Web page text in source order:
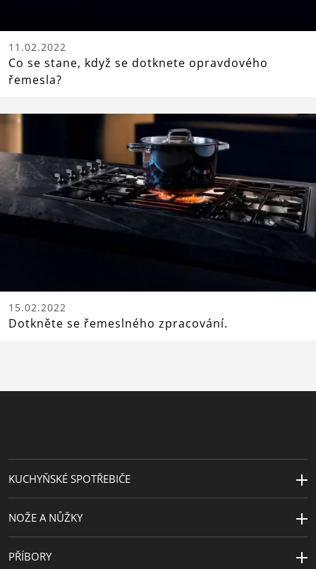
11.02.2022
Co se stane, když se dotknete opravdového
řemesla?
15.02.2022
Dotkněte se řemeslného zpracování.
KUCHYŇSKÉ SPOTŘEBIČE
NOŽE A NŮŽKY
PŘÍBORY